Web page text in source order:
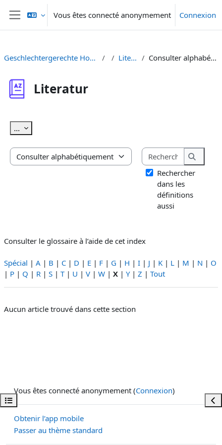
Passer au contenu principal
Panneau latéral
Vous êtes connecté anonymement Connexion
Ouvrir l’index du cours
Geschlechtergerechte Hochschullehre Literatur Consulter alphabétiquement
Literatur
... Exporter des articles
Consulter le glossaire à l’aide de cet index
Rechercher
Rechercher
dans les
définitions
aussi
Consulter le glossaire à l’aide de cet index
Spécial | A | B | C | D | E | F | G | H | I | J | K | L | M | N | O
| P | Q | R | S | T| U | V | W | X | Y| Z | Tout
Aucun article trouvé dans cette section
Vous êtes connecté anonymement (Connexion)
Obtenir l’app mobile
Passer au thème standard